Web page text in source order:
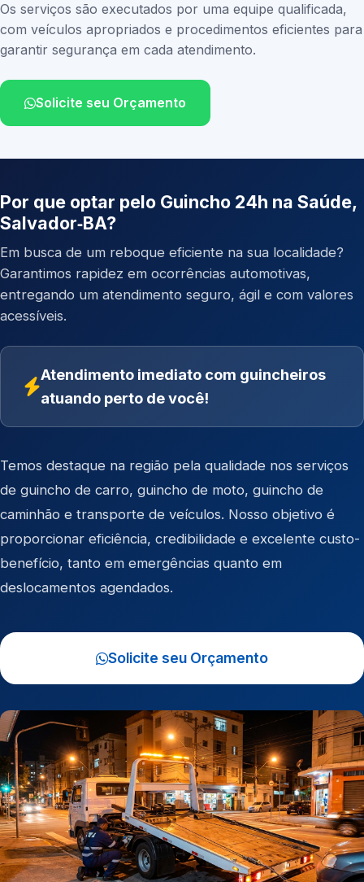
Os serviços são executados por uma equipe qualificada,
com veículos apropriados e procedimentos eficientes para
garantir segurança em cada atendimento.
Solicite seu Orçamento
Por que optar pelo Guincho 24h na Saúde,
Salvador‑BA?
Em busca de um reboque eficiente na sua localidade?
Garantimos rapidez em ocorrências automotivas,
entregando um atendimento seguro, ágil e com valores
acessíveis.
Atendimento imediato com guincheiros
atuando perto de você!
Temos destaque na região pela qualidade nos serviços
de guincho de carro, guincho de moto, guincho de
caminhão e transporte de veículos. Nosso objetivo é
proporcionar eficiência, credibilidade e excelente custo-
benefício, tanto em emergências quanto em
deslocamentos agendados.
Solicite seu Orçamento